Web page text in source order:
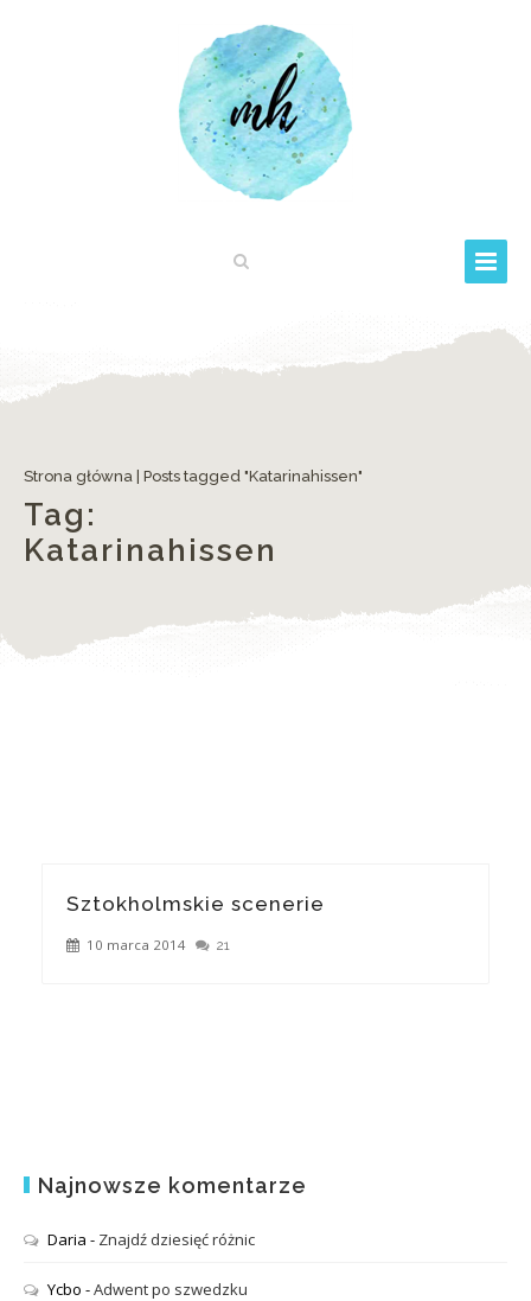
Strona główna Posts tagged "Katarinahissen"
Tag:
Katarinahissen
Sztokholmskie scenerie
10 marca 2014 21
Najnowsze komentarze
Daria - Znajdź dziesięć różnic
Ycbo -Adwent po szwedzku